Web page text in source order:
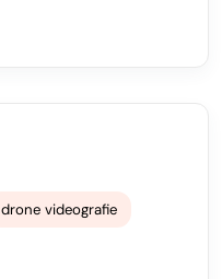
drone videografie